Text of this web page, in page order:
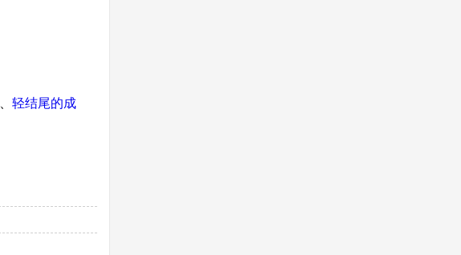
轻结尾的成